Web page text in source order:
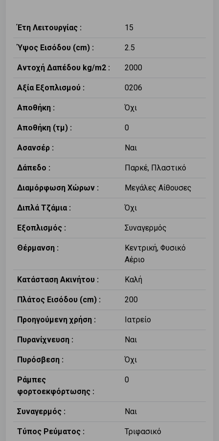
Έτη Λειτουργίας : 15
Ύψος Εισόδου (cm) : 2.5
Αντοχή Δαπέδου kg/m2 : 2000
Αξία Εξοπλισμού : 0206
Αποθήκη : Όχι
Αποθήκη (τμ) : 0
Ασανσέρ : Ναι
Δάπεδο : Παρκέ, Πλαστικό
Διαμόρφωση Χώρων : Μεγάλες Αίθουσες
Διπλά Τζάμια : Όχι
Εξοπλισμός : Συναγερμός
Θέρμανση :
Κεντρική, Φυσικό
Αέριο
Κατάσταση Ακινήτου : Καλή
Πλάτος Εισόδου (cm) : 200
Προηγούμενη χρήση : Ιατρείο
Πυρανίχνευση : Ναι
Πυρόσβεση : Όχι
Ράμπες
φορτοεκφόρτωσης :
0
Συναγερμός : Ναι
Τύπος Ρεύματος : Τριφασικό